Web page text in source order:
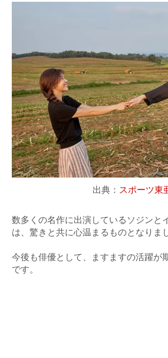
出典： スポーツ東
数多くの名作に出演しているソジンと
は、驚きと共に心温まるものとなりま
今後も俳優として、ますますの活躍が
です。